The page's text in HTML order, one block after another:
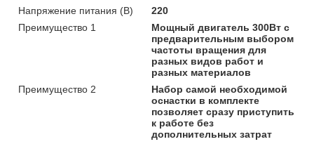
Напряжение питания (В)
220
Преимущество 1
Мощный двигатель 300Вт с
предварительным выбором
частоты вращения для
разных видов работ и
разных материалов
Преимущество 2
Набор самой необходимой
оснастки в комплекте
позволяет сразу приступить
к работе без
дополнительных затрат